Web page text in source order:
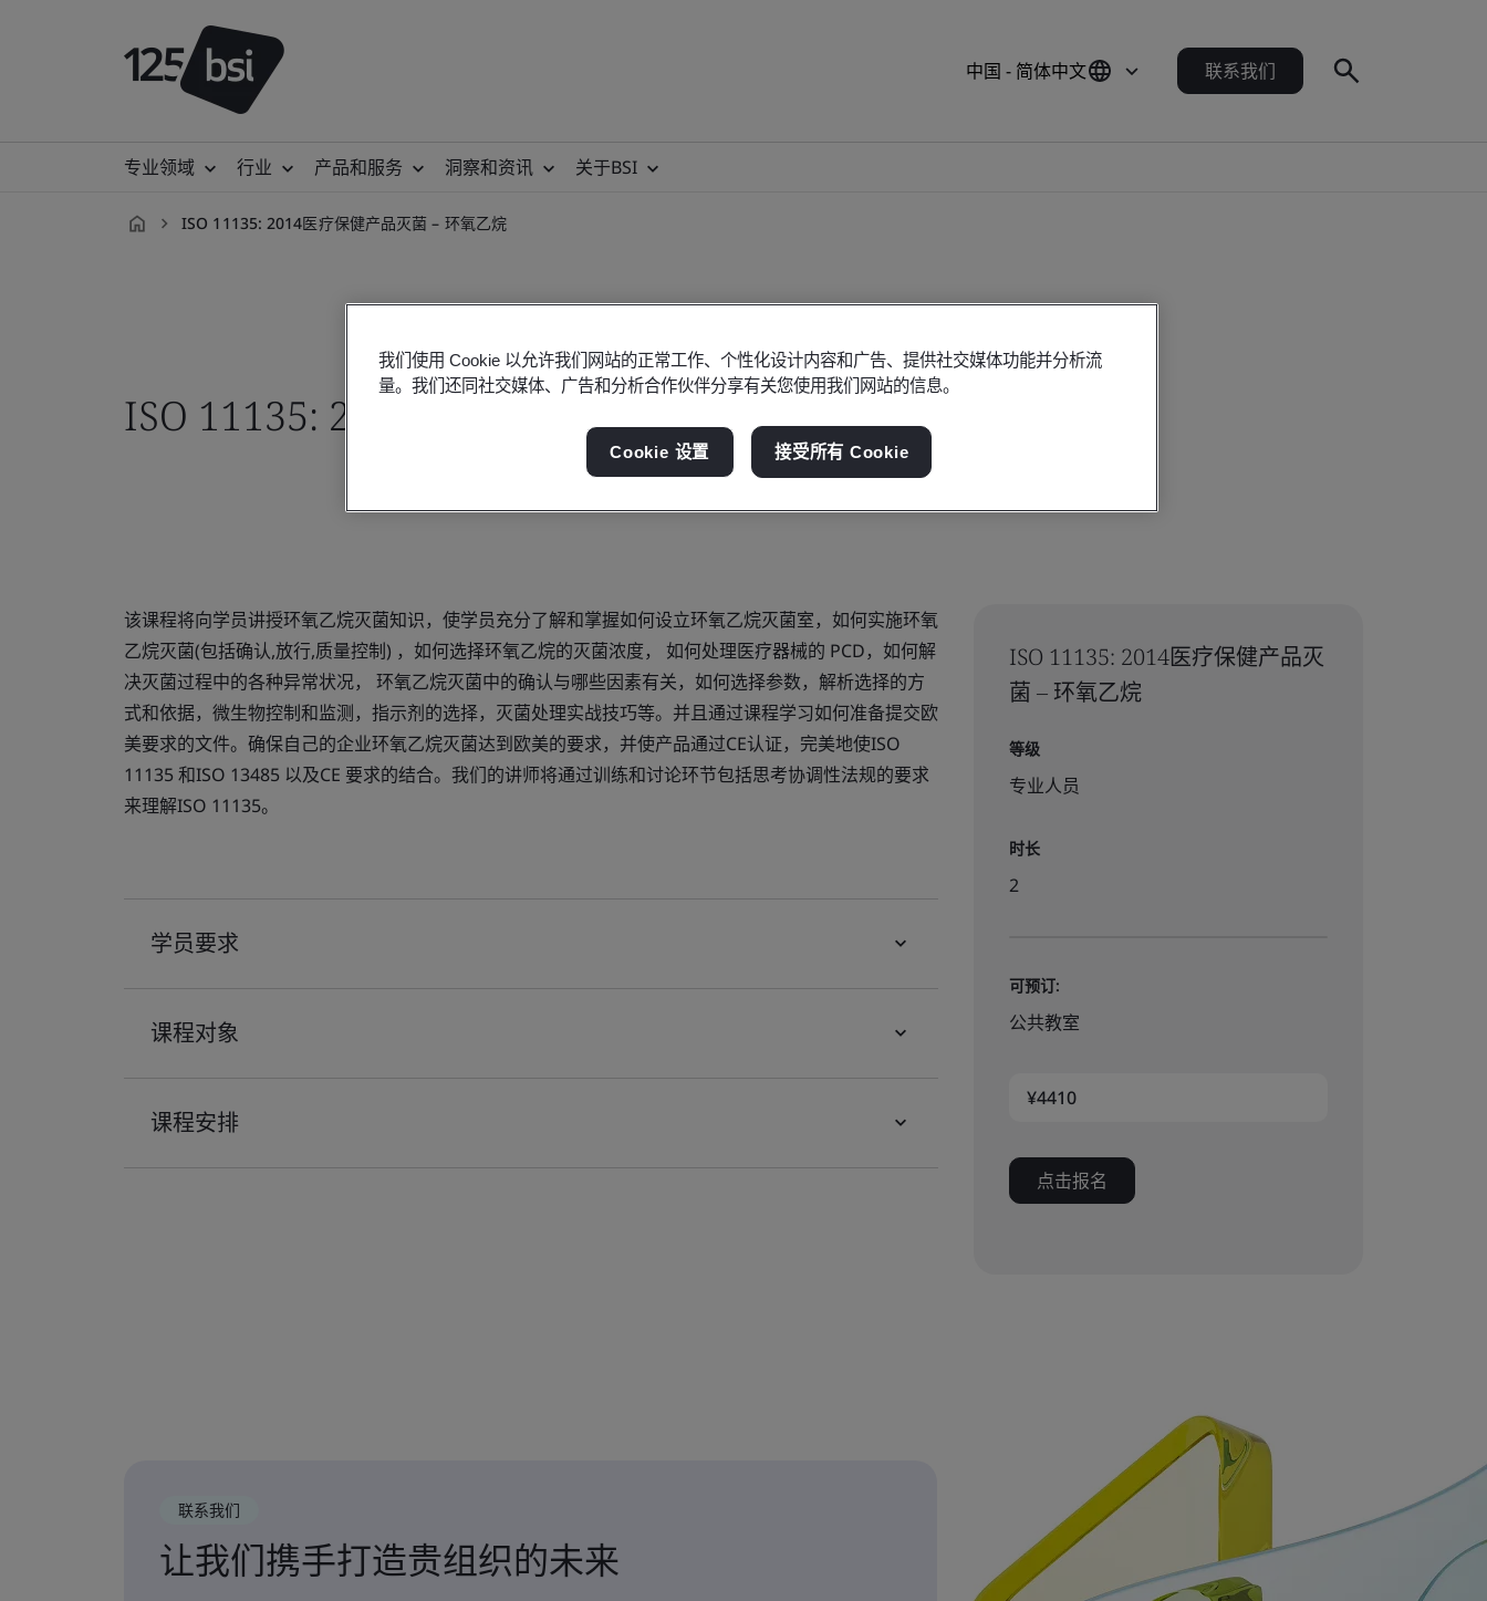
中国 - 简体中文 联系我们
专业领域 行业 产品和服务 洞察和资讯 关于BSI
ISO 11135: 2014医疗保健产品灭菌 – 环氧乙烷
ISO 11135: 2014医疗保健产品灭菌 – 环氧乙烷
ISO 11135: 2014医疗保健产品灭
菌 – 环氧乙烷
等级
专业人员
时长
2
可预订:
公共教室
¥4410
点击报名
该课程将向学员讲授环氧乙烷灭菌知识，使学员充分了解和掌握如何设立环氧乙烷灭菌室，如何实施环氧
乙烷灭菌(包括确认,放行,质量控制) ，如何选择环氧乙烷的灭菌浓度， 如何处理医疗器械的 PCD，如何解
决灭菌过程中的各种异常状况， 环氧乙烷灭菌中的确认与哪些因素有关，如何选择参数，解析选择的方
式和依据，微生物控制和监测，指示剂的选择，灭菌处理实战技巧等。并且通过课程学习如何准备提交欧
美要求的文件。确保自己的企业环氧乙烷灭菌达到欧美的要求，并使产品通过CE认证，完美地使ISO
11135 和ISO 13485 以及CE 要求的结合。我们的讲师将通过训练和讨论环节包括思考协调性法规的要求
来理解ISO 11135。
学员要求
课程对象
课程安排
联系我们
让我们携手打造贵组织的未来
我们使用 Cookie 以允许我们网站的正常工作、个性化设计内容和广告、提供社交媒体功能并分析流
量。我们还同社交媒体、广告和分析合作伙伴分享有关您使用我们网站的信息。
Cookie 设置 接受所有 Cookie